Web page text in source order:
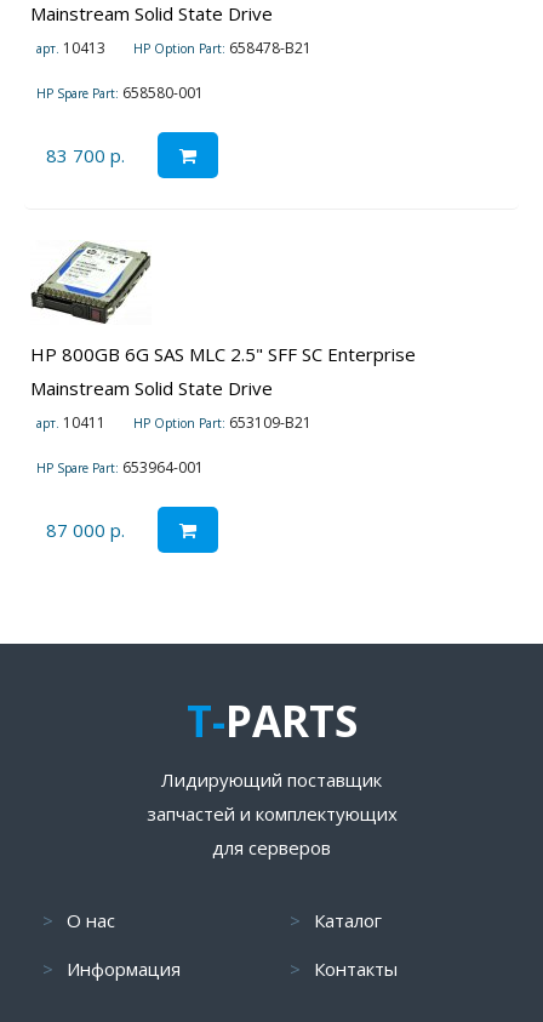
Mainstream Solid State Drive
арт. 10413 HP Option Part: 658478-B21
HP Spare Part: 658580-001
83 700 р.
HP 800GB 6G SAS MLC 2.5" SFF SC Enterprise
Mainstream Solid State Drive
арт. 10411 HP Option Part: 653109-B21
HP Spare Part: 653964-001
87 000 р.
T-PARTS
Лидирующий поставщик
запчастей и комплектующих
для серверов
О нас
Информация
Каталог
Контакты